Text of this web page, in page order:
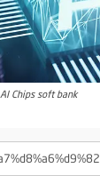
AI Chips soft bank